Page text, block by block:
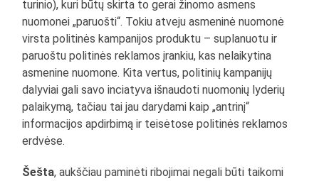
turinio), kuri būtų skirta to gerai žinomo asmens
nuomonei „paruošti“. Tokiu atveju asmeninė nuomonė
virsta politinės kampanijos produktu – suplanuotu ir
paruoštu politinės reklamos įrankiu, kas nelaikytina
asmenine nuomone. Kita vertus, politinių kampanijų
dalyviai gali savo inciatyva išnaudoti nuomonių lyderių
palaikymą, tačiau tai jau darydami kaip „antrinį“
informacijos apdirbimą ir teisėtose politinės reklamos
erdvėse.
Šešta, aukščiau paminėti ribojimai negali būti taikomi